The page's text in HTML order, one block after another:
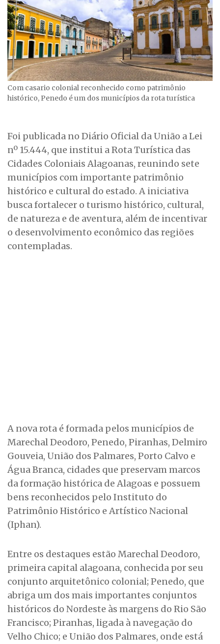
Com casario colonial reconhecido como patrimônio
histórico, Penedo é um dos municípios da rota turística
Foi publicada no Diário Oficial da União a Lei
nº 15.444, que institui a Rota Turística das
Cidades Coloniais Alagoanas, reunindo sete
municípios com importante patrimônio
histórico e cultural do estado. A iniciativa
busca fortalecer o turismo histórico, cultural,
de natureza e de aventura, além de incentivar
o desenvolvimento econômico das regiões
contempladas.
A nova rota é formada pelos municípios de
Marechal Deodoro, Penedo, Piranhas, Delmiro
Gouveia, União dos Palmares, Porto Calvo e
Água Branca, cidades que preservam marcos
da formação histórica de Alagoas e possuem
bens reconhecidos pelo Instituto do
Patrimônio Histórico e Artístico Nacional
(Iphan).
Entre os destaques estão Marechal Deodoro,
primeira capital alagoana, conhecida por seu
conjunto arquitetônico colonial; Penedo, que
abriga um dos mais importantes conjuntos
históricos do Nordeste às margens do Rio São
Francisco; Piranhas, ligada à navegação do
Velho Chico; e União dos Palmares, onde está